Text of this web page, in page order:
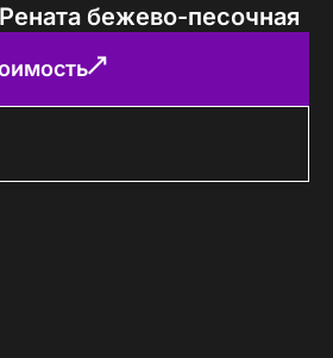
бежево-песочная